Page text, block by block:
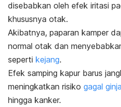
disebabkan oleh efek iritasi
khususnya otak.
Akibatnya, paparan kamper
normal otak dan
seperti kejang.
Efek samping kapur barus
meningkatkan risiko gagal
hingga kanker.